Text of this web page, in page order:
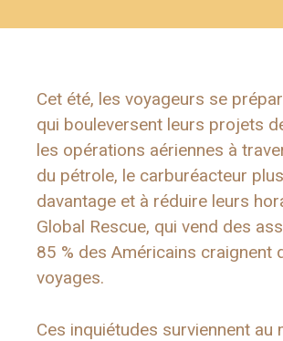
Cet été, les voyageurs se
qui bouleversent leurs projets
les opérations aériennes à
du pétrole, le carburéacteur
davantage et à réduire leurs
Global Rescue, qui vend des
85 % des Américains
voyages.
Ces inquiétudes surviennent au